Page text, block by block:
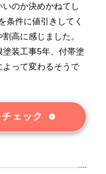
のか決めかねてし
条件に値引きしてく
高に感じました。
装工事5年、付帯塗
って変わるそうで
ェック